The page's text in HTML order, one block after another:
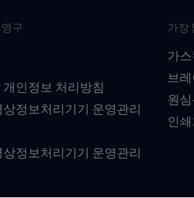
구
인정보 처리방침
정보처리기기 운영관리
정보처리기기 운영관리
가장
가
브
원
인